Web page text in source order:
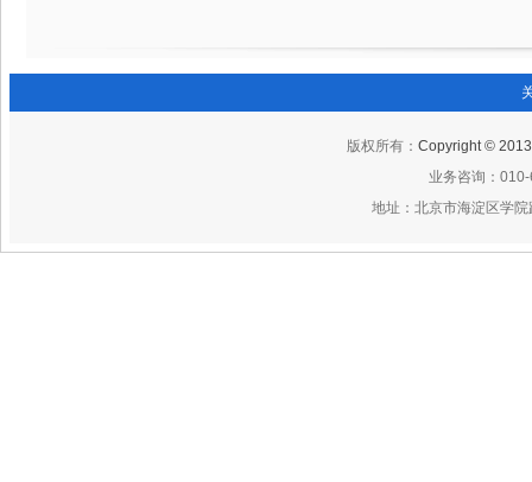
版权所有： Copyright ©
业务咨询：
地址：北京市海淀区学